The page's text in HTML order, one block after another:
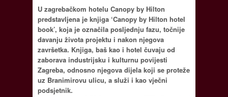
U zagrebačkom hotelu Canopy by Hilton
predstavljena je knjiga ‘Canopy by Hilton hotel
book’, koja je označila posljednju fazu, točnije
davanju života projektu i nakon njegova
završetka. Knjiga, baš kao i hotel čuvaju od
zaborava industrijsku i kulturnu povijesti
Zagreba, odnosno njegova dijela koji se proteže
uz Branimirovu ulicu, a služi i kao vječni
podsjetnik.